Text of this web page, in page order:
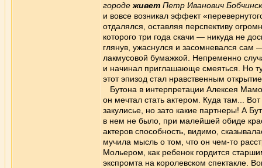
городе живет Петр Иванович
и вовсе возникал эффект
отдалялся, оставляя перспективу
которого три года скачи — никуда не
глянув, ужаснулся и засомневался
лакмусовой бумажкой. Непременно
и начинал приглашающе смеяться. Но
этот эпизод стал нравственным
Бутона в интерпретации Алексея
он мечтал стать актером. Куда там...
закулисье, но зато какие партнеры! А
в нем не было, при малейшей обиде
актеров способность, видимо,
мучила мысль о том, что он чем-то
Мольером, как ребенок гордится
экспромта на королевском спектакле.